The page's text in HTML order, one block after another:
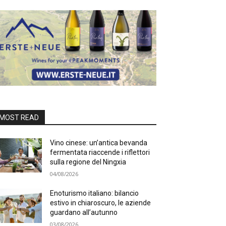
READ
Vino cinese: un’antica bevanda
fermentata riaccende i riflettori
sulla regione del Ningxia
04/08/2026
Enoturismo italiano: bilancio
estivo in chiaroscuro, le aziende
guardano all’autunno
03/08/2026